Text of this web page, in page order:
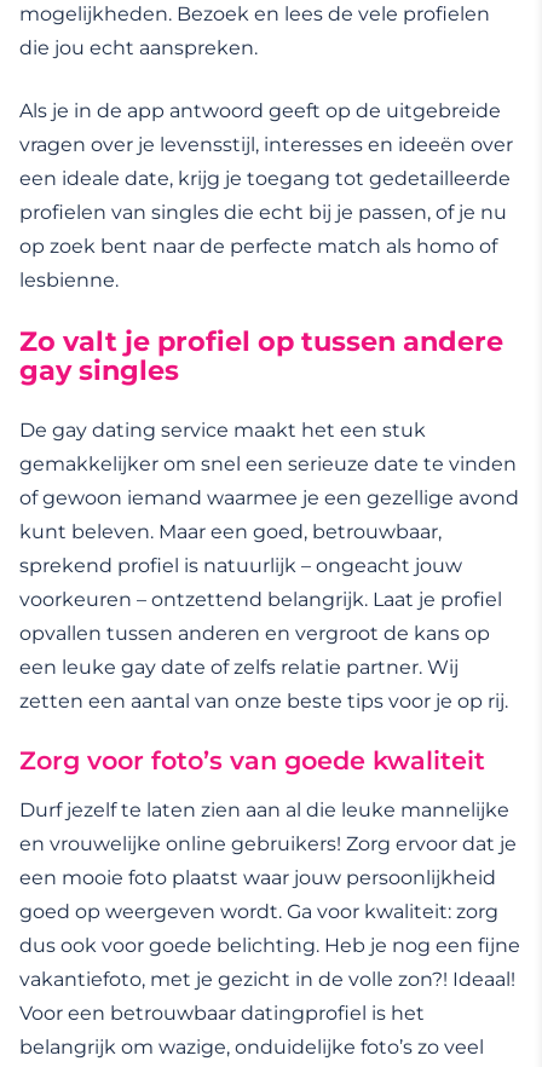
mogelijkheden. Bezoek en lees de vele profielen
die jou echt aanspreken.
Als je in de app antwoord geeft op de uitgebreide
vragen over je levensstijl, interesses en ideeën over
een ideale date, krijg je toegang tot gedetailleerde
profielen van singles die echt bij je passen, of je nu
op zoek bent naar de perfecte match als homo of
lesbienne.
Zo valt je profiel op tussen andere
gay singles
De gay dating service maakt het een stuk
gemakkelijker om snel een serieuze date te vinden
of gewoon iemand waarmee je een gezellige avond
kunt beleven. Maar een goed, betrouwbaar,
sprekend profiel is natuurlijk – ongeacht jouw
voorkeuren – ontzettend belangrijk. Laat je profiel
opvallen tussen anderen en vergroot de kans op
een leuke gay date of zelfs relatie partner. Wij
zetten een aantal van onze beste tips voor je op rij.
Zorg voor foto’s van goede kwaliteit
Durf jezelf te laten zien aan al die leuke mannelijke
en vrouwelijke online gebruikers! Zorg ervoor dat je
een mooie foto plaatst waar jouw persoonlijkheid
goed op weergeven wordt. Ga voor kwaliteit: zorg
dus ook voor goede belichting. Heb je nog een fijne
vakantiefoto, met je gezicht in de volle zon?! Ideaal!
Voor een betrouwbaar datingprofiel is het
belangrijk om wazige, onduidelijke foto’s zo veel